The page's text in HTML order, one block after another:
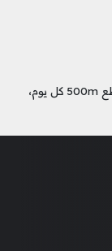
يمارس أحمد رياضة المشي بحيث يقطع 500m كل يوم،